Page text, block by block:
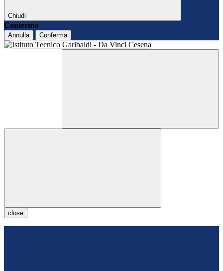
Chiudi
Conferma
Annulla Conferma
close